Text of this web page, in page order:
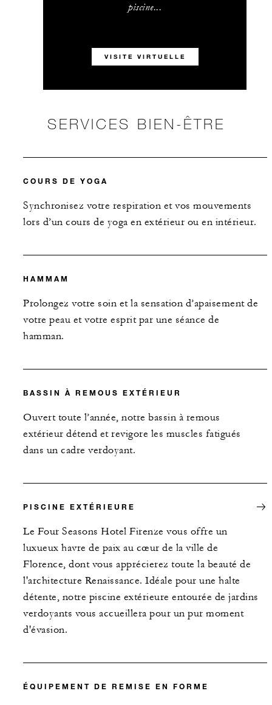
piscine...
VISITE VIRTUELLE
SERVICES BIEN-ÊTRE
COURS DE YOGA
Synchronisez votre respiration et vos mouvements
lors d’un cours de yoga en extérieur ou en intérieur.
HAMMAM
Prolongez votre soin et la sensation d’apaisement de
votre peau et votre esprit par une séance de
hamman.
BASSIN À REMOUS EXTÉRIEUR
Ouvert toute l’année, notre bassin à remous
extérieur détend et revigore les muscles fatigués
dans un cadre verdoyant.
PISCINE EXTÉRIEURE
Le Four Seasons Hotel Firenze vous offre un
luxueux havre de paix au cœur de la ville de
Florence, dont vous apprécierez toute la beauté de
l'architecture Renaissance. Idéale pour une halte
détente, notre piscine extérieure entourée de jardins
verdoyants vous accueillera pour un pur moment
d'évasion.
ÉQUIPEMENT DE REMISE EN FORME